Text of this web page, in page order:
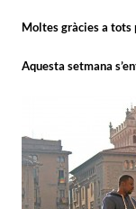
Moltes gràcies a
Aquesta setmana